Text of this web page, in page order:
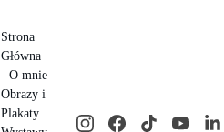
Strona
Główna
O mnie
Obrazy i
Plakaty